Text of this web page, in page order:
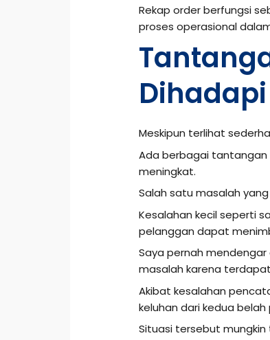
Rekap order berfungsi
proses operasional
Meskipun terlihat
Ada berbagai tantangan
meningkat.
Salah satu masalah
Kesalahan kecil seperti
pelanggan dapat
Saya pernah
masalah karena
Akibat kesalahan
keluhan dari kedua belah
Situasi tersebut